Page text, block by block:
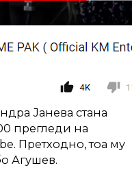
Јанева стана
прегледи на
Претходно, тоа му
Агушев.